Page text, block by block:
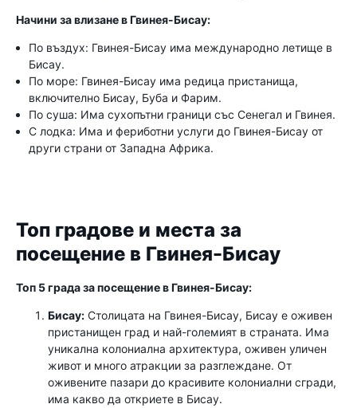
Начини за влизане в Гвинея-Бисау:
По въздух: Гвинея-Бисау има международно летище в
Бисау.
По море: Гвинея-Бисау има редица пристанища,
включително Бисау, Буба и Фарим.
По суша: Има сухопътни граници със Сенегал и Гвинея.
С лодка: Има и фериботни услуги до Гвинея-Бисау от
други страни от Западна Африка.
Топ градове и места за
посещение в Гвинея-Бисау
Топ 5 града за посещение в Гвинея-Бисау:
Бисау: Столицата на Гвинея-Бисау, Бисау е оживен
пристанищен град и най-големият в страната. Има
уникална колониална архитектура, оживен уличен
живот и много атракции за разглеждане. От
оживените пазари до красивите колониални сгради,
има какво да откриете в Бисау.